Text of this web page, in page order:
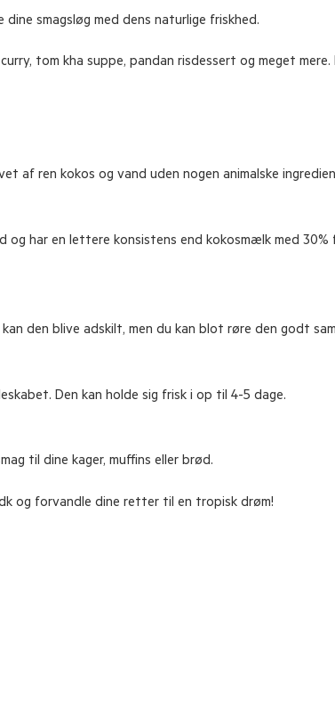
smagsløg med dens naturlige friskhed.
tom kha suppe, pandan risdessert og meget
af ren kokos og vand uden nogen animalske
har en lettere konsistens end kokosmælk med 30%
den blive adskilt, men du kan blot røre den godt
Den kan holde sig frisk i op til 4-5 dage.
til dine kager, muffins eller brød.
og forvandle dine retter til en tropisk drøm!